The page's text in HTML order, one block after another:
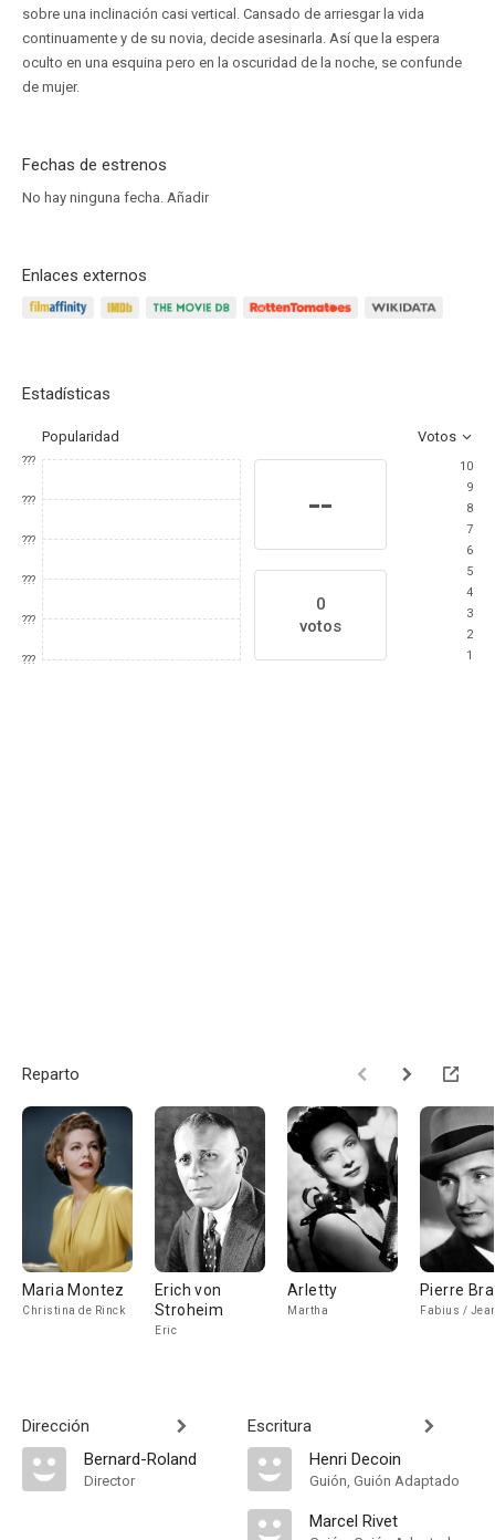
sobre una inclinación casi vertical. Cansado de arriesgar la vida
continuamente y de su novia, decide asesinarla. Así que la espera
oculto en una esquina pero en la oscuridad de la noche, se confunde
de mujer.
Fechas de estrenos
No hay ninguna fecha. Añadir
Enlaces externos
Estadísticas
Popularidad Votos
???
???
???
???
???
???
--
0
votos
10
9
8
7
6
5
4
3
2
1
Reparto
Maria Montez
Christina de Rinck
Erich von
Stroheim
Eric
Arletty
Martha
Pierre
Fabius /
Dirección
Bernard-Roland
Director
Escritura
Henri Decoin
Guión, Guión Adaptado
Marcel Rivet